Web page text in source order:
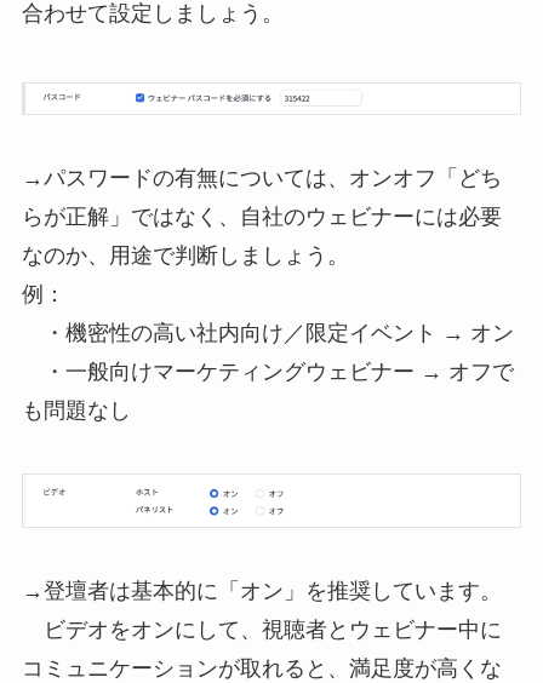
合わせて設定しましょう。
→パスワードの有無については、オンオフ「どち
らが正解」ではなく、自社のウェビナーには必要
なのか、用途で判断しましょう。
例：
・機密性の高い社内向け／限定イベント → オン
・一般向けマーケティングウェビナー → オフで
も問題なし
→登壇者は基本的に「オン」を推奨しています。
ビデオをオンにして、視聴者とウェビナー中に
コミュニケーションが取れると、満足度が高くな